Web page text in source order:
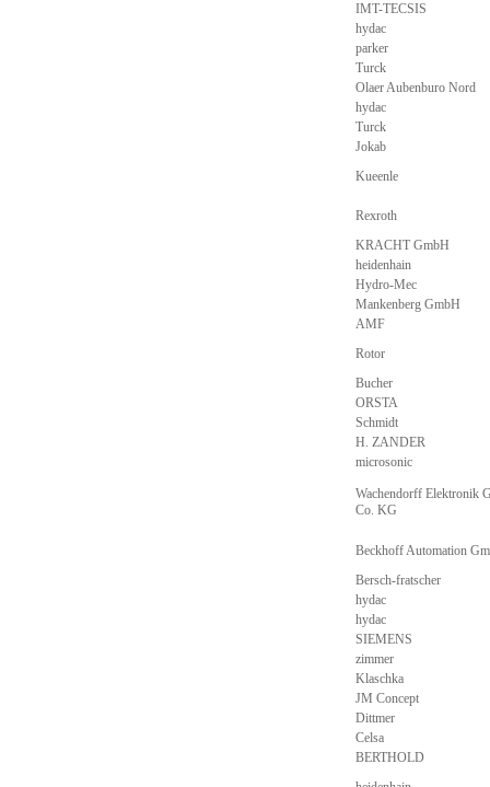
IMT-TECSIS
hydac
parker
Turck
Olaer Aubenburo Nord
hydac
Turck
Jokab
Kueenle
Rexroth
KRACHT GmbH
heidenhain
Hydro-Mec
Mankenberg GmbH
AMF
Rotor
Bucher
ORSTA
Schmidt
H. ZANDER
microsonic
Wachendorff Elektronik
Co. KG
Beckhoff Automation
Bersch-fratscher
hydac
hydac
SIEMENS
zimmer
Klaschka
JM Concept
Dittmer
Celsa
BERTHOLD